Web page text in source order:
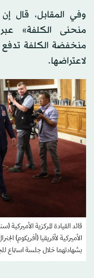
وفي المقابل، قال
منحنى الكلفة»
منخفضة الكلفة تدفع
لاعتراضها.
قائد القيادة المركزية الأميركية
الأميركية لأفريقيا (أفريكوم)
بشهادتهما خلال جلسة استماع